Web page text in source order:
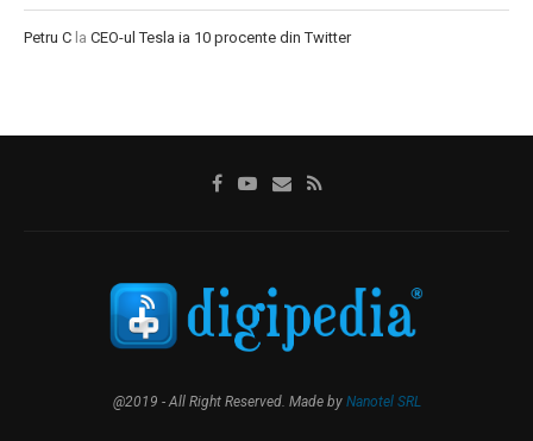
Petru C la CEO-ul Tesla ia 10 procente din Twitter
@2019 - All Right Reserved. Made by Nanotel SRL